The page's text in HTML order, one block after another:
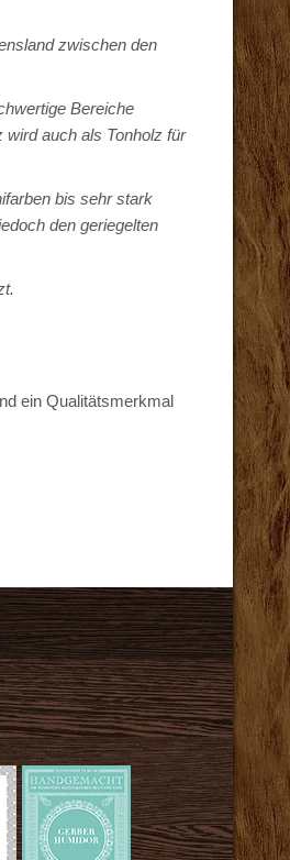
zwischen den
Bereiche
wird auch als Tonholz für
bis sehr stark
den geriegelten
ein Qualitätsmerkmal